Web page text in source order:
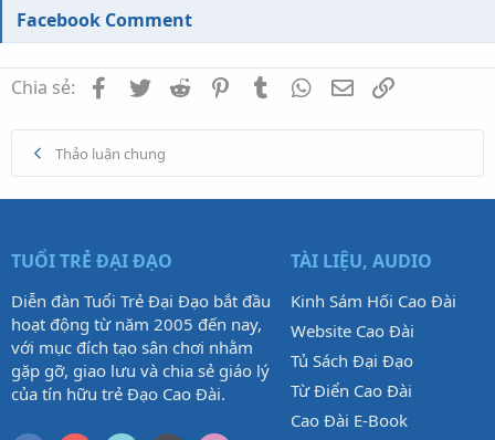
Facebook Comment
Chia sẻ: Facebook
TwitterReddit PinterestTumblrWhatsApp
Email
Thảo luận chung
TUỔI TRẺ ĐẠI ĐẠO
Diễn đàn Tuổi Trẻ Đại Đạo bắt đầu
hoạt động từ năm 2005 đến nay,
với mục đích tạo sân chơi nhằm
gặp gỡ, giao lưu và chia sẻ giáo lý
của tín hữu trẻ Đạo Cao Đài.
TÀI LIỆU, AUDIO
Kinh Sám Hối Cao Đài
Website Cao Đài
Tủ Sách Đại Đạo
Từ Điển Cao Đài
Cao Đài E-Book